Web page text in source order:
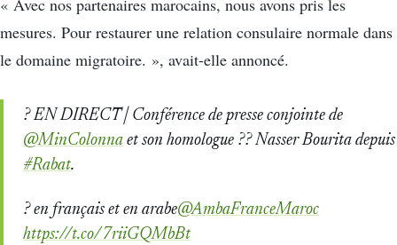
« Avec nos partenaires marocains, nous avons pris les
mesures. Pour restaurer une relation consulaire normale dans
le domaine migratoire. », avait-elle annoncé.
? EN DIRECT | Conférence de presse conjointe de
@MinColonna et son homologue ?? Nasser Bourita depuis
#Rabat.
? en français et en arabe@AmbaFranceMaroc
https://t.co/7riiGQMbBt